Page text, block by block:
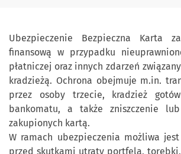
Ubezpieczenie Bezpieczna Karta
finansową w przypadku
płatniczej oraz innych zdarzeń
kradzieżą. Ochrona obejmuje m.in.
przez osoby trzecie, kradzież
bankomatu, a także zniszczenie
zakupionych kartą.
W ramach ubezpieczenia możliwa
przed skutkami utraty portfela,